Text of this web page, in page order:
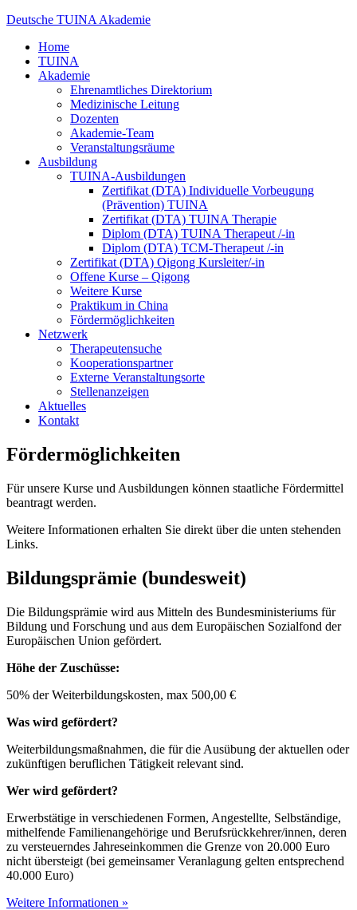
Deutsche TUINA Akademie
Home
TUINA
Akademie
Ehrenamtliches Direktorium
Medizinische Leitung
Dozenten
Akademie-Team
Veranstaltungsräume
Ausbildung
TUINA-Ausbildungen
Zertifikat (DTA) Individuelle Vorbeugung
(Prävention) TUINA
Zertifikat (DTA) TUINA Therapie
Diplom (DTA) TUINA Therapeut /-in
Diplom (DTA) TCM-Therapeut /-in
Zertifikat (DTA) Qigong Kursleiter/-in
Offene Kurse – Qigong
Weitere Kurse
Praktikum in China
Fördermöglichkeiten
Netzwerk
Therapeutensuche
Kooperationspartner
Externe Veranstaltungsorte
Stellenanzeigen
Aktuelles
Kontakt
Fördermöglichkeiten
Für unsere Kurse und Ausbildungen können staatliche Fördermittel
beantragt werden.
Weitere Informationen erhalten Sie direkt über die unten stehenden
Links.
Bildungsprämie (bundesweit)
Die Bildungsprämie wird aus Mitteln des Bundesministeriums für
Bildung und Forschung und aus dem Europäischen Sozialfond der
Europäischen Union gefördert.
Höhe der Zuschüsse:
50% der Weiterbildungskosten, max 500,00 €
Was wird gefördert?
Weiterbildungsmaßnahmen, die für die Ausübung der aktuellen oder
zukünftigen beruflichen Tätigkeit relevant sind.
Wer wird gefördert?
Erwerbstätige in verschiedenen Formen, Angestellte, Selbständige,
mithelfende Familienangehörige und Berufsrückkehrer/innen, deren
zu versteuerndes Jahreseinkommen die Grenze von 20.000 Euro
nicht übersteigt (bei gemeinsamer Veranlagung gelten entsprechend
40.000 Euro)
Weitere Informationen »